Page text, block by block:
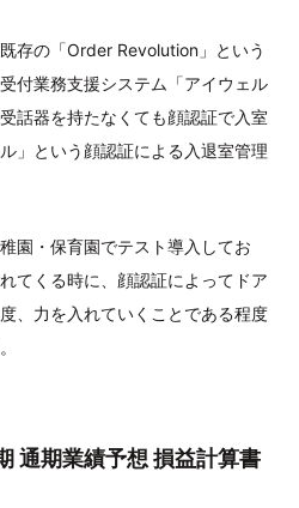
存の「Order Revolution」という
付業務支援システム「アイウェル
話器を持たなくても顔認証で入室
」という顔認証による入退室管理
園・保育園でテスト導入してお
てくる時に、顔認証によってドア
、力を入れていくことである程度
通期業績予想 損益計算書